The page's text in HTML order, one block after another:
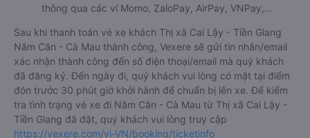
thông qua các ví Momo, ZaloPay, AirPay, VNPay,…
Sau khi thanh toán vé xe khách Thị xã Cai Lậy - Tiền Giang
Năm Căn - Cà Mau thành công, Vexere sẽ gửi tin nhắn/email
xác nhận thành công đến số điện thoại/email mà quý khách
đã đăng ký. Đến ngày đi, quý khách vui lòng có mặt tại điểm
đón trước 30 phút giờ khởi hành để chuẩn bị lên xe. Để kiểm
tra tình trạng vé xe đi Năm Căn - Cà Mau từ Thị xã Cai Lậy -
Tiền Giang đã đặt, quý khách vui lòng truy cập
https://vexere.com/vi-VN/booking/ticketinfo